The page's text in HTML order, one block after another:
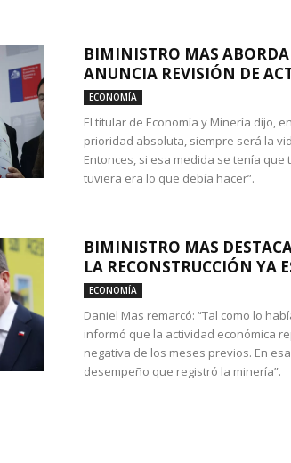
BIMINISTRO MAS
ANUNCIA REVISIÓN DE
ECONOMÍA
El titular de Economía y Minería dijo,
prioridad absoluta, siempre será la
Entonces, si esa medida se tenía
tuviera era lo que debía hacer”.
BIMINISTRO MAS
LA RECONSTRUCCIÓN YA
ECONOMÍA
Daniel Mas remarcó: “Tal como lo
informó que la actividad económica
negativa de los meses previos. En
desempeño que registró la minería”.